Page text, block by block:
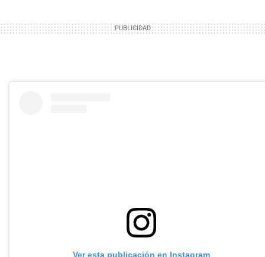
Ver esta publicación en Instagram